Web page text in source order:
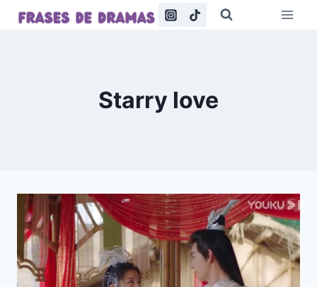
Saltar
Starry love